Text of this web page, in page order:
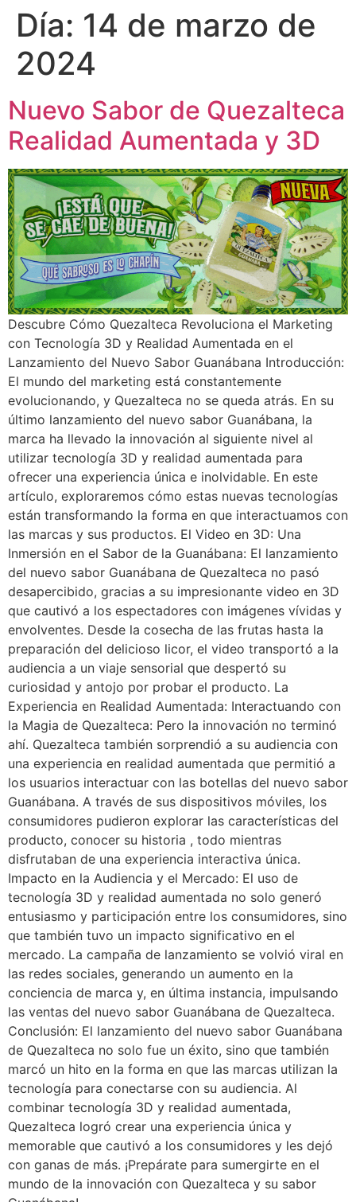
Día: 14 de marzo de
2024
Nuevo Sabor de Quezalteca
Realidad Aumentada y 3D
Descubre Cómo Quezalteca Revoluciona el Marketing
con Tecnología 3D y Realidad Aumentada en el
Lanzamiento del Nuevo Sabor Guanábana Introducción:
El mundo del marketing está constantemente
evolucionando, y Quezalteca no se queda atrás. En su
último lanzamiento del nuevo sabor Guanábana, la
marca ha llevado la innovación al siguiente nivel al
utilizar tecnología 3D y realidad aumentada para
ofrecer una experiencia única e inolvidable. En este
artículo, exploraremos cómo estas nuevas tecnologías
están transformando la forma en que interactuamos con
las marcas y sus productos. El Video en 3D: Una
Inmersión en el Sabor de la Guanábana: El lanzamiento
del nuevo sabor Guanábana de Quezalteca no pasó
desapercibido, gracias a su impresionante video en 3D
que cautivó a los espectadores con imágenes vívidas y
envolventes. Desde la cosecha de las frutas hasta la
preparación del delicioso licor, el video transportó a la
audiencia a un viaje sensorial que despertó su
curiosidad y antojo por probar el producto. La
Experiencia en Realidad Aumentada: Interactuando con
la Magia de Quezalteca: Pero la innovación no terminó
ahí. Quezalteca también sorprendió a su audiencia con
una experiencia en realidad aumentada que permitió a
los usuarios interactuar con las botellas del nuevo sabor
Guanábana. A través de sus dispositivos móviles, los
consumidores pudieron explorar las características del
producto, conocer su historia , todo mientras
disfrutaban de una experiencia interactiva única.
Impacto en la Audiencia y el Mercado: El uso de
tecnología 3D y realidad aumentada no solo generó
entusiasmo y participación entre los consumidores, sino
que también tuvo un impacto significativo en el
mercado. La campaña de lanzamiento se volvió viral en
las redes sociales, generando un aumento en la
conciencia de marca y, en última instancia, impulsando
las ventas del nuevo sabor Guanábana de Quezalteca.
Conclusión: El lanzamiento del nuevo sabor Guanábana
de Quezalteca no solo fue un éxito, sino que también
marcó un hito en la forma en que las marcas utilizan la
tecnología para conectarse con su audiencia. Al
combinar tecnología 3D y realidad aumentada,
Quezalteca logró crear una experiencia única y
memorable que cautivó a los consumidores y les dejó
con ganas de más. ¡Prepárate para sumergirte en el
mundo de la innovación con Quezalteca y su sabor